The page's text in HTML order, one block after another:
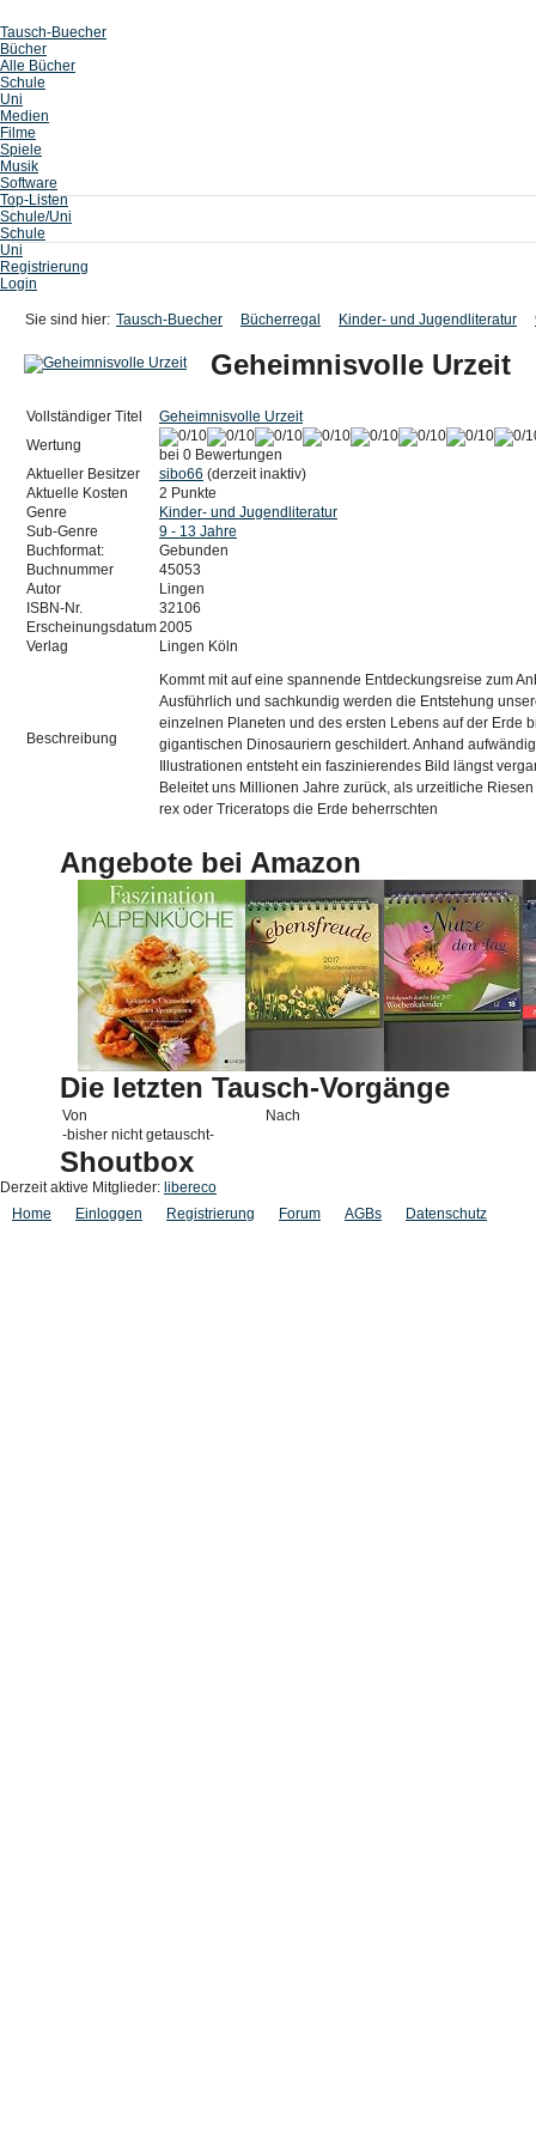
Tausch-Buecher
Bücher
Alle Bücher
Schule
Uni
Medien
Filme
Spiele
Musik
Software
Top-Listen
Schule/Uni
Schule
Uni
Registrierung
Login
Sie sind hier: Tausch-Buecher Bücherregal Kinder- und Jugendliteratur
Geheimnisvolle Urzeit
Vollständiger Titel
Geheimnisvolle Urzeit
Wertung
bei 0 Bewertungen
Aktueller Besitzer
sibo66 (derzeit inaktiv)
Aktuelle Kosten
2 Punkte
Genre
Kinder- und Jugendliteratur
Sub-Genre
9 - 13 Jahre
Buchformat:
Gebunden
Buchnummer
45053
Autor
Lingen
ISBN-Nr.
32106
Erscheinungsdatum2005
Verlag
Lingen Köln
Beschreibung
Kommt mit auf eine spannende Entdeckungsreise zum
Ausführlich und sachkundig werden die Entstehung
einzelnen Planeten und des ersten Lebens auf der Erde
gigantischen Dinosauriern geschildert. Anhand
Illustrationen entsteht ein faszinierendes Bild längst
Beleitet uns Millionen Jahre zurück, als urzeitliche
rex oder Triceratops die Erde beherrschten
Angebote bei Amazon
Die letzten Tausch-Vorgänge
Von
Nach
-bisher nicht getauscht-
Shoutbox
Derzeit aktive Mitglieder: libereco
Home
Einloggen Registrierung Forum AGBs Datenschutz